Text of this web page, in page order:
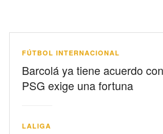
FÚTBOL INTERNACIONAL
Barcolá ya tiene acuerdo
PSG exige una fortuna
LALIGA